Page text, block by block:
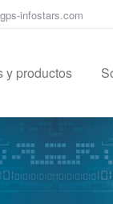
infostars.com
y productos